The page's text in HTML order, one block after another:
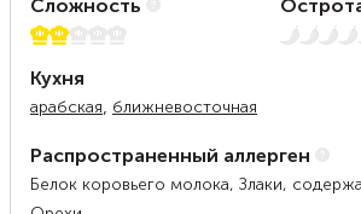
Сложность
2 из 5
Нет
Кухня
арабская, ближневосточная
Распространенный аллерген
Белок коровьего молока, Злаки,